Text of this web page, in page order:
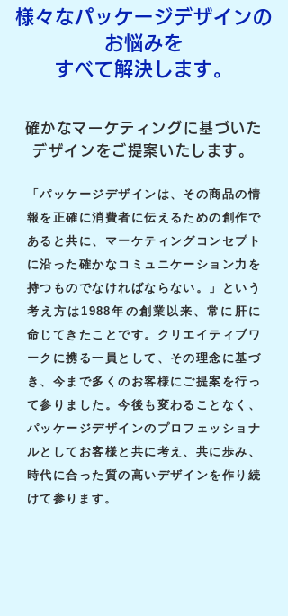
様々なパッケージデザインの
お悩みを
すべて解決します。
確かなマーケティングに基づいた
デザインをご提案いたします。
「パッケージデザインは、その商品の情
報を正確に消費者に伝えるための創作で
あると共に、マーケティングコンセプト
に沿った確かなコミュニケーション力を
持つものでなければならない。」という
考え方は1988年の創業以来、常に肝に
命じてきたことです。クリエイティブワ
ークに携る一員として、その理念に基づ
き、今まで多くのお客様にご提案を行っ
て参りました。今後も変わることなく、
パッケージデザインのプロフェッショナ
ルとしてお客様と共に考え、共に歩み、
時代に合った質の高いデザインを作り続
けて参ります。